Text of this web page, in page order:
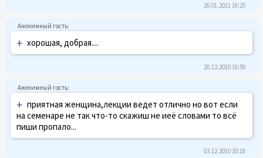
26.01.2011 16:25
+ хорошая, добрая....
20.12.2010 16:59
+ приятная женщина,лекции ведет отлично но вот если
на семенаре не так что-то скажиш не иеё словами то всё
пиши пропало...
03.12.2010 20:18